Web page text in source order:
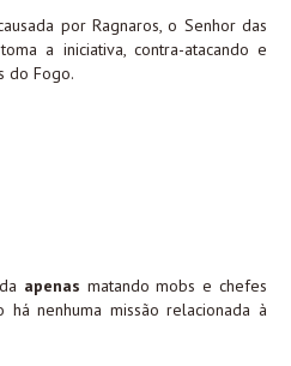
por Ragnaros, o Senhor das
a iniciativa, contra-atacando e
do Fogo.
apenas matando mobs e chefes
há nenhuma missão relacionada à